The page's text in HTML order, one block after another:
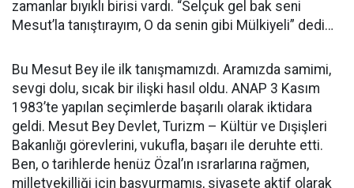
zamanlar bıyıklı birisi vardı. “Selçuk gel bak seni
Mesut’la tanıştırayım, O da senin gibi Mülkiyeli” dedi…
Bu Mesut Bey ile ilk tanışmamızdı. Aramızda samimi,
sevgi dolu, sıcak bir ilişki hasıl oldu. ANAP 3 Kasım
1983’te yapılan seçimlerde başarılı olarak iktidara
geldi. Mesut Bey Devlet, Turizm – Kültür ve Dışişleri
Bakanlığı görevlerini, vukufla, başarı ile deruhte etti.
Ben, o tarihlerde henüz Özal’ın ısrarlarına rağmen,
milletvekilliği için başvurmamış, siyasete aktif olarak